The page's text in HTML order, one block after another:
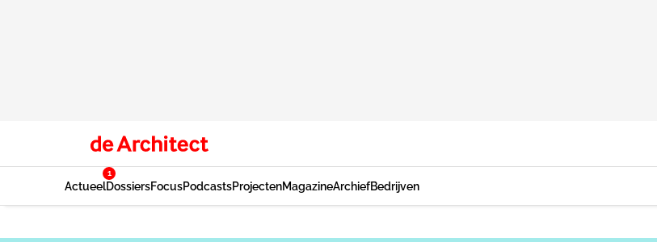
Actueel
1
DossiersFocusPodcastsProjectenMagazineArchiefBedrijven